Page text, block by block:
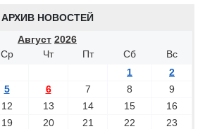
АРХИВ НОВОСТЕЙ
Август 2026
Ср Чт Пт Сб
Вс
1
2
5 6 7 8
9
12 13 14 15
16
19 20 21 22
23